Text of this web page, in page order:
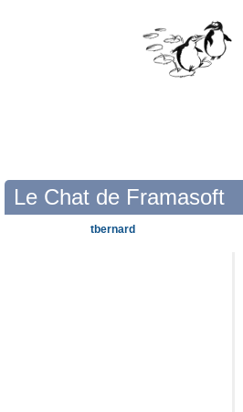
Le Chat de Framasoft
tbernard